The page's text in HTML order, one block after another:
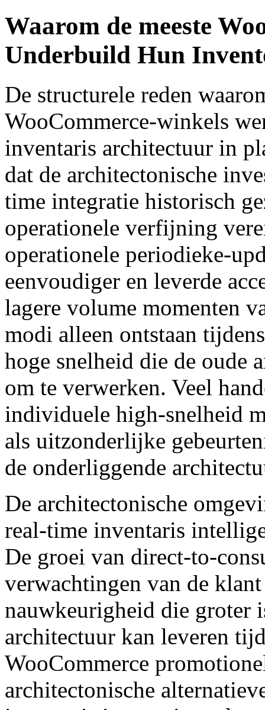
Waarom de meeste
Underbuild Hun
De structurele reden
WooCommerce-winkels
inventaris architectuur in
dat de architectonische
time integratie historisch
operationele verfijning
operationele periodieke-
eenvoudiger en leverde
lagere volume momenten
modi alleen ontstaan
hoge snelheid die de oude
om te verwerken. Veel
individuele high-snelheid
als uitzonderlijke
de onderliggende
De architectonische
real-time inventaris
De groei van direct-to-
verwachtingen van de
nauwkeurigheid die groter
architectuur kan leveren
WooCommerce
architectonische